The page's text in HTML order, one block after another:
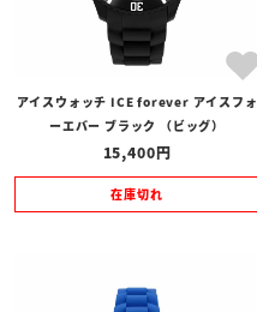
アイスウォッチ ICE forever アイスフォ
ーエバー ブラック （ビッグ）
15,400
在庫切れ